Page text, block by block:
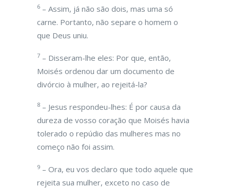
6 – Assim, já não são dois, mas uma só
carne. Portanto, não separe o homem o
que Deus uniu.
7 – Disseram-lhe eles: Por que, então,
Moisés ordenou dar um documento de
divórcio à mulher, ao rejeitá-la?
8 – Jesus respondeu-lhes: É por causa da
dureza de vosso coração que Moisés havia
tolerado o repúdio das mulheres mas no
começo não foi assim.
9 – Ora, eu vos declaro que todo aquele que
rejeita sua mulher, exceto no caso de